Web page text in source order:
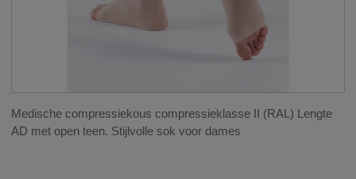
Medische compressiekous compressieklasse II (RAL) Lengte
AD met open teen. Stijlvolle sok voor dames